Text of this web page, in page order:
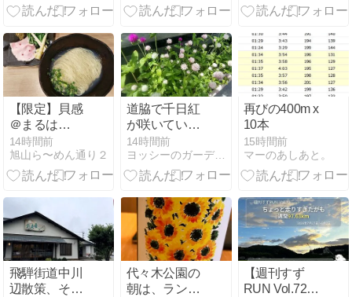
ラン✧
【限定】貝感
＠まるは
BEYOND
14時間前
旭山ら〜めん通り２
道脇で千日紅
が咲いていま
した
14時間前
ヨッシーのガーデニングと菜園日記
再びの400m x
10本
15時間前
マーのあしあと。
飛騨街道中川
辺散策、その
代々木公園の
朝は、ランナ
【週刊すず
RUN Vol.72】